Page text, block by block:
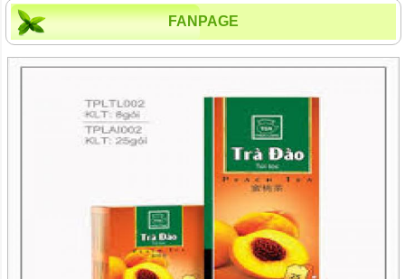
FANPAGE